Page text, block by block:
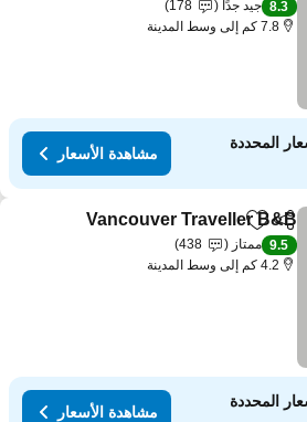
مشاهدة الأسعار
8.3 جيد جدًا
178
7.8 كم إلى وسط المدينة
المحددة
مشاهدة الأسعار
مشاركةAdd to favorites
Vancouver Traveller B&B
9.5 ممتاز
438
4.2 كم إلى وسط المدينة
المحددة
مشاهدة الأسعار